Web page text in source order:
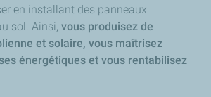
en installant des panneaux
sol. Ainsi, vous produisez de
et solaire, vous maîtrisez
énergétiques et vous rentabilisez